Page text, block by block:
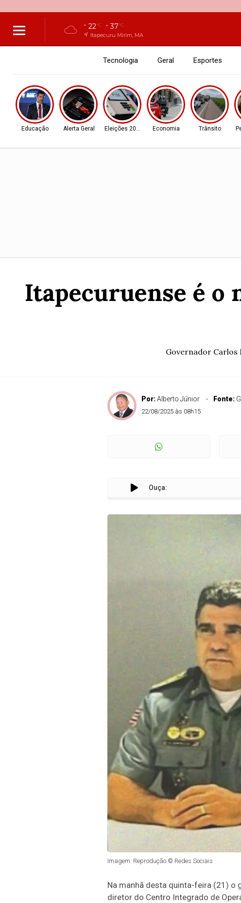
22°C 37°C
Itapecuru Mirim, MA
Tecnologia Geral Esportes
Educação Alerta Geral Eleições 2026 Economia Trânsito
Itapecuruense é o
Governador Carlos
Por:Alberto Júnior Fonte:
22/08/2025 às 08h15
Ouça:
Imagem: Reprodução © Redes Sociais
Na manhã desta quinta-feira (21) o
diretor do Centro Integrado de